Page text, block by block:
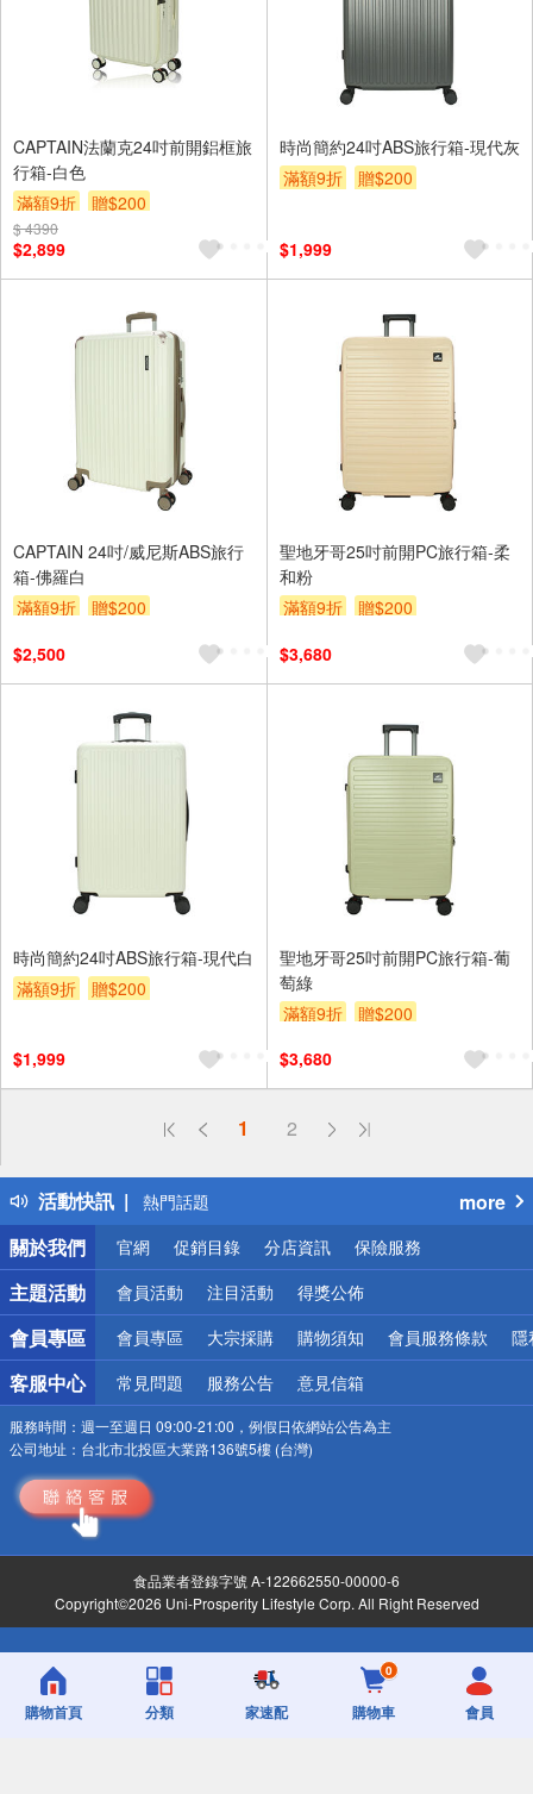
CAPTAIN法蘭克24吋前開鋁框旅
行箱-白色
滿額9折
贈$200
$ 4390
$2,899
時尚簡約24吋ABS旅行箱-現代灰
滿額9折
贈$200
$1,999
CAPTAIN 24吋/威尼斯ABS旅行
箱-佛羅白
滿額9折
贈$200
$2,500
聖地牙哥25吋前開PC旅行箱-柔
和粉
滿額9折
贈$200
$3,680
時尚簡約24吋ABS旅行箱-現代白
滿額9折
贈$200
$1,999
聖地牙哥25吋前開PC旅行箱-葡
萄綠
滿額9折
贈$200
$3,680
1 2
活動快訊
偏遠地區配送
得獎公告
熱門話題
銀行優惠
偏遠地區配送
詐騙網頁！請小心！
more
關於我們
官網 促銷目錄 分店資訊 保險服務
主題活動 會員活動 注目活動 得獎公佈
會員專區 會員專區 大宗採購 購物須知 會員服務條款 隱
客服中心 常見問題 服務公告 意見信箱
服務時間： 週一至週日 09:00-21:00，例假日依網站公告為主
公司地址： 台北市北投區大業路136號5樓 (台灣)
食品業者登錄字號 A-122662550-00000-6
Copyright©2026 Uni-Prosperity Lifestyle Corp. All Right Reserved
購物首頁 分類 家速配
0
購物車 會員